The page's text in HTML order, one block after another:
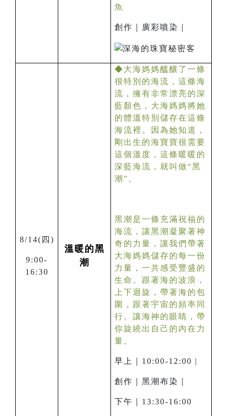
魚
創作｜廣彩噴染｜
8/14( 四)
9:00-
16:30
溫暖的黑
潮
◆大海媽媽醞釀了一條
很特別的海流，這條海
流，擁有非常漂亮的深
藍顏色，大海媽媽將她
的體溫特別儲存在這條
海流裡。因為她知道，
剛出生的海寶寶很需要
這個溫度，這條暖暖的
深藍海流，就叫做“黑
潮”。
黑潮是一條充滿祝福的
海流，讓黑潮凝聚著神
奇的力量，讓我們帶著
大海媽媽儲存的每一份
力量，一共感受豐盛的
生命。跟著海的波浪，
上下迴旋，帶著海的包
圍，跟著宇宙的頻率同
行。讓海神的眼睛，帶
你旋繞出自己的內在力
量。
早上｜10:00-12:00 |
創作｜黑潮布染｜
下午｜13:30-16:00